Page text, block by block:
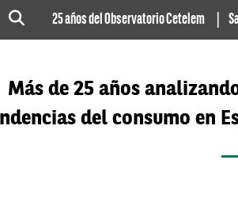
25 años del Observatorio Cetelem
Más de 25 años
del consumo en